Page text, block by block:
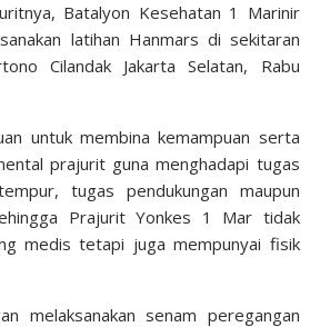
Batalyon Kesehatan 1 Marinir
latihan Hanmars di sekitaran
Cilandak Jakarta Selatan, Rabu
untuk membina kemampuan serta
prajurit guna menghadapi tugas
tugas pendukungan maupun
Prajurit Yonkes 1 Mar tidak
medis tetapi juga mempunyai fisik
melaksanakan senam peregangan